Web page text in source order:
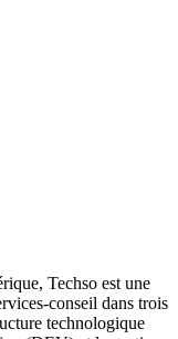
Techso est une
conseil dans trois
technologique